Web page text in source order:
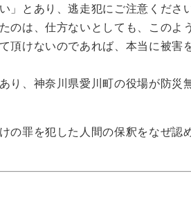
」とあり、逃走犯にご注意くださ
のは、仕方ないとしても、この
頂けないのであれば、本当に被
り、神奈川県愛川町の役場が防
の罪を犯した人間の保釈をなぜ